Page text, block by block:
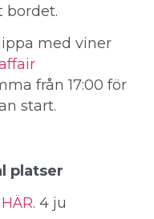
bordet.
med viner
från 17:00 för
start.
platser
HÄR. 4 ju